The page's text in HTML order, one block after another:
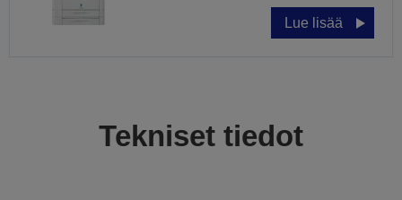
Lue lisää
Tekniset tiedot